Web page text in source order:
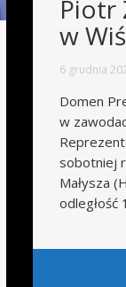
Piotr
w
6 grudnia
Domen
w
sobotniej
Małysza